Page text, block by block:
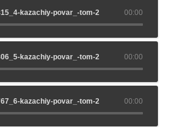
00:00
kazachiy-povar_-tom-2
00:00
kazachiy-povar_-tom-2
00:00
kazachiy-povar_-tom-2